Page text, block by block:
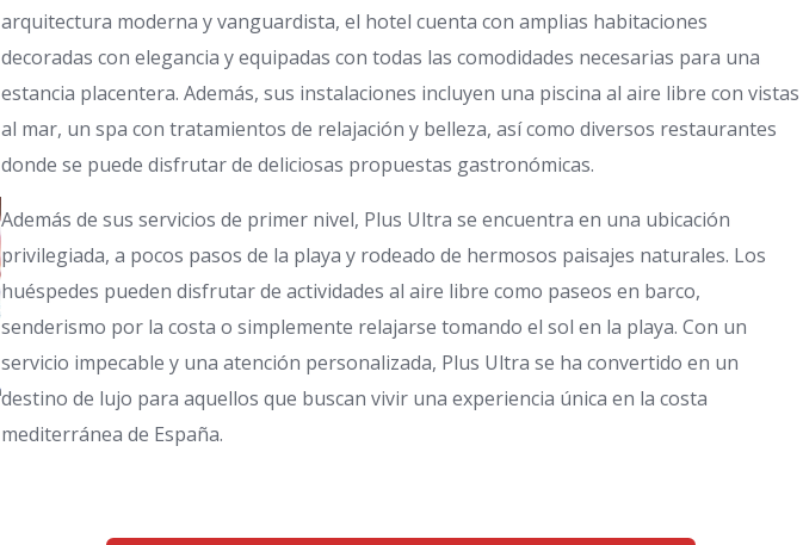
arquitectura moderna y vanguardista, el hotel cuenta con amplias habitaciones
decoradas con elegancia y equipadas con todas las comodidades necesarias para una
estancia placentera. Además, sus instalaciones incluyen una piscina al aire libre con vistas
al mar, un spa con tratamientos de relajación y belleza, así como diversos restaurantes
donde se puede disfrutar de deliciosas propuestas gastronómicas.
Además de sus servicios de primer nivel, Plus Ultra se encuentra en una ubicación
privilegiada, a pocos pasos de la playa y rodeado de hermosos paisajes naturales. Los
huéspedes pueden disfrutar de actividades al aire libre como paseos en barco,
senderismo por la costa o simplemente relajarse tomando el sol en la playa. Con un
servicio impecable y una atención personalizada, Plus Ultra se ha convertido en un
destino de lujo para aquellos que buscan vivir una experiencia única en la costa
mediterránea de España.